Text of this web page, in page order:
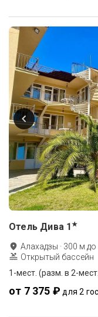
Отель Дива 1★
Алахадзы · 300 м до
Открытый бассейн
1-мест. (разм. в 2-
от 7 375 ₽ для 2